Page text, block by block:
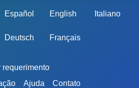
Escolha o seu idioma
Español English Italiano
Deutsch Français
requerimento
Ajuda Contato